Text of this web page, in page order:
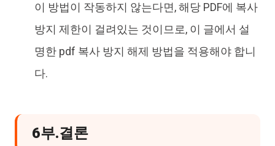
이 방법이 작동하지 않는다면, 해당 PDF에 복사
방지 제한이 걸려있는 것이므로, 이 글에서 설
명한 pdf 복사 방지 해제 방법을 적용해야 합니
다.
6부.결론